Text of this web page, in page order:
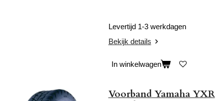
Levertijd 1-3 werkdagen
Bekijk details
In winkelwagen
Voorband Yamaha YXR